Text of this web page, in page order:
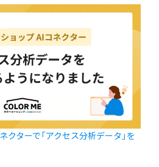
クターで「アクセス分析データ」を